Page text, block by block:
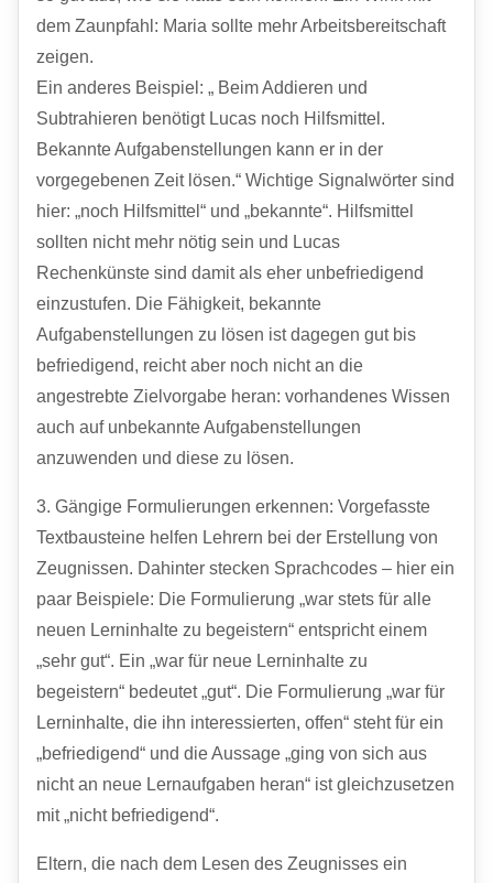
dem Zaunpfahl: Maria sollte mehr Arbeitsbereitschaft
zeigen.
Ein anderes Beispiel: „ Beim Addieren und
Subtrahieren benötigt Lucas noch Hilfsmittel.
Bekannte Aufgabenstellungen kann er in der
vorgegebenen Zeit lösen.“ Wichtige Signalwörter sind
hier: „noch Hilfsmittel“ und „bekannte“. Hilfsmittel
sollten nicht mehr nötig sein und Lucas
Rechenkünste sind damit als eher unbefriedigend
einzustufen. Die Fähigkeit, bekannte
Aufgabenstellungen zu lösen ist dagegen gut bis
befriedigend, reicht aber noch nicht an die
angestrebte Zielvorgabe heran: vorhandenes Wissen
auch auf unbekannte Aufgabenstellungen
anzuwenden und diese zu lösen.
3. Gängige Formulierungen erkennen: Vorgefasste
Textbausteine helfen Lehrern bei der Erstellung von
Zeugnissen. Dahinter stecken Sprachcodes – hier ein
paar Beispiele: Die Formulierung „war stets für alle
neuen Lerninhalte zu begeistern“ entspricht einem
„sehr gut“. Ein „war für neue Lerninhalte zu
begeistern“ bedeutet „gut“. Die Formulierung „war für
Lerninhalte, die ihn interessierten, offen“ steht für ein
„befriedigend“ und die Aussage „ging von sich aus
nicht an neue Lernaufgaben heran“ ist gleichzusetzen
mit „nicht befriedigend“.
Eltern, die nach dem Lesen des Zeugnisses ein